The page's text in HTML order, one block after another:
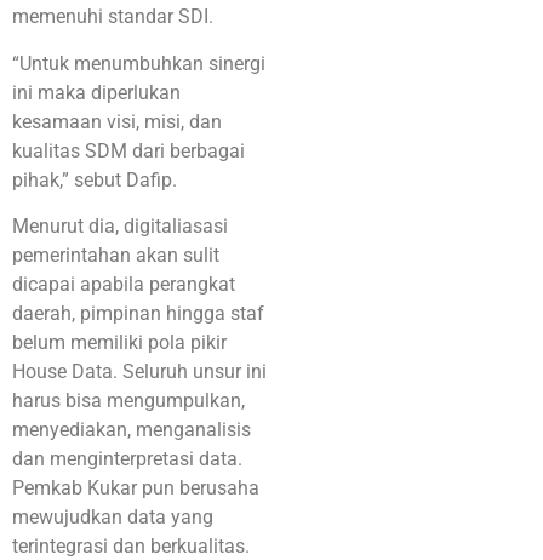
memenuhi standar SDI.
“Untuk menumbuhkan sinergi
ini maka diperlukan
kesamaan visi, misi, dan
kualitas SDM dari berbagai
pihak,” sebut Dafip.
Menurut dia, digitaliasasi
pemerintahan akan sulit
dicapai apabila perangkat
daerah, pimpinan hingga staf
belum memiliki pola pikir
House Data. Seluruh unsur ini
harus bisa mengumpulkan,
menyediakan, menganalisis
dan menginterpretasi data.
Pemkab Kukar pun berusaha
mewujudkan data yang
terintegrasi dan berkualitas.